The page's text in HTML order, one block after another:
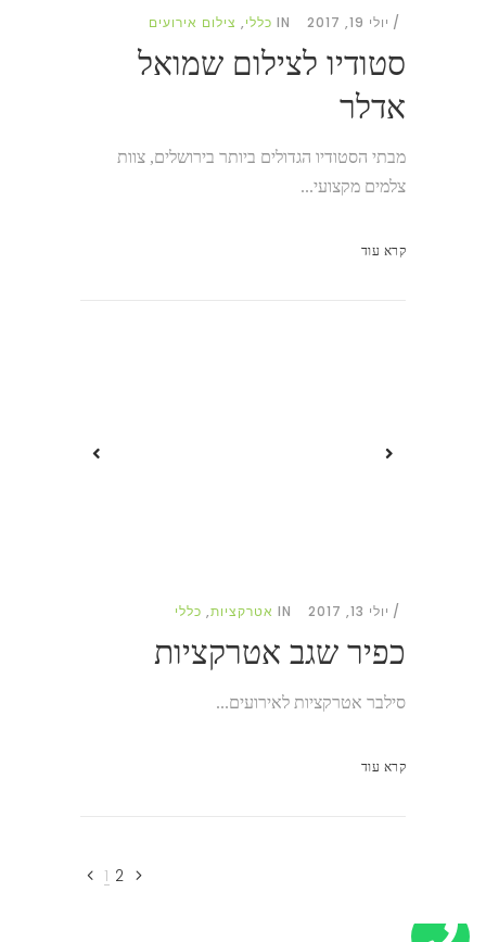
יולי 19, 2017 IN כללי, צילום אירועים
סטודיו לצילום שמואל
אדלר
מבתי הסטודיו הגדולים ביותר בירושלים, צוות
צלמים מקצועי...
קרא עוד
יולי 13, 2017 IN אטרקציות, כללי
כפיר שגב אטרקציות
סילבר אטרקציות לאירועים...
קרא עוד
1 2